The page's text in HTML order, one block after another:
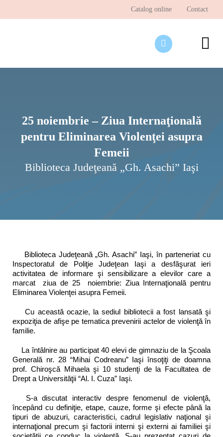
Catalog online Contact
25 noiembrie – Ziua Internaţională
pentru Eliminarea Violenţei asupra
Femeii
Biblioteca Judeţeană „Gh. Asachi” Iaşi
Biblioteca Judeţeană „Gh. Asachi” Iaşi, în parteneriat cu
Inspectoratul de Poliţie Judeţean Iaşi a desfăşurat ieri
activitatea de informare şi sensibilizare a elevilor care a
marcat ziua de 25 noiembrie: Ziua Internaţională pentru
Eliminarea Violenţei asupra Femeii.
Cu această ocazie, la sediul bibliotecii a fost lansată şi
expoziţia de afişe pe tematica prevenirii actelor de violenţă în
familie.
La întâlnire au participat 40 elevi de gimnaziu de la Şcoala
Generală nr. 28 “Mihai Codreanu” Iaşi însoţiţi de doamna
prof. Chiroşcă Mihaela şi 10 studenţi de la Facultatea de
Drept a Universităţii “Al. I. Cuza” Iaşi.
S-a discutat interactiv despre fenomenul de violenţă,
începând cu definiţie, etape, cauze, forme şi efecte până la
tipuri de abuzuri, caracteristici, cadrul legislativ naţional şi
internaţional precum şi factorii interni şi externi ai familiei şi